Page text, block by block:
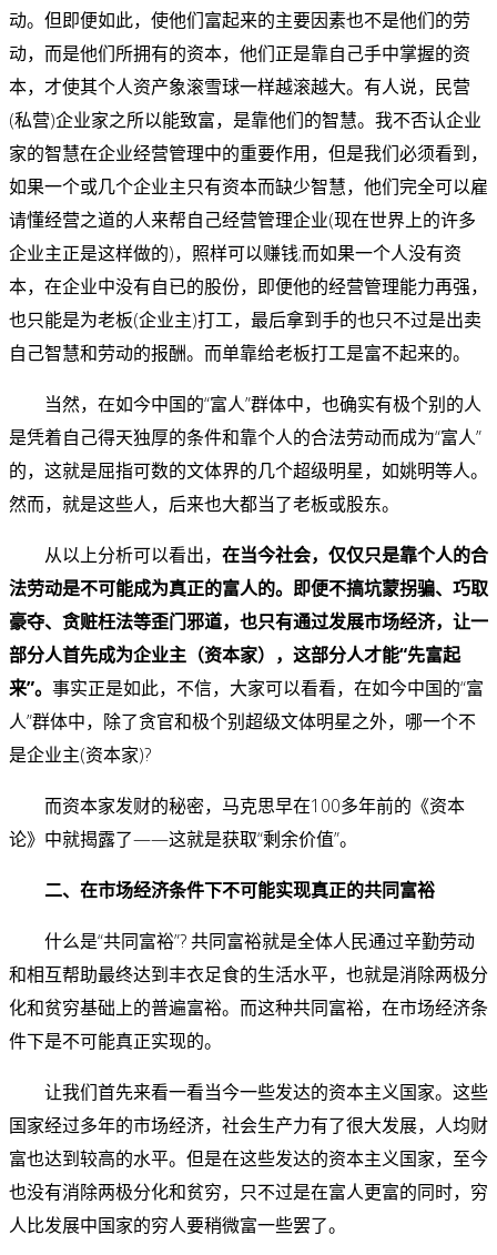
动。但即便如此，使他们富起来的主要因素也不是他们的劳
动，而是他们所拥有的资本，他们正是靠自己手中掌握的资
本，才使其个人资产象滚雪球一样越滚越大。有人说，民营
(私营)企业家之所以能致富，是靠他们的智慧。我不否认企业
家的智慧在企业经营管理中的重要作用，但是我们必须看到，
如果一个或几个企业主只有资本而缺少智慧，他们完全可以雇
请懂经营之道的人来帮自己经营管理企业(现在世界上的许多
企业主正是这样做的)，照样可以赚钱;而如果一个人没有资
本，在企业中没有自已的股份，即便他的经营管理能力再强，
也只能是为老板(企业主)打工，最后拿到手的也只不过是出卖
自己智慧和劳动的报酬。而单靠给老板打工是富不起来的。
当然，在如今中国的“富人”群体中，也确实有极个别的人
是凭着自己得天独厚的条件和靠个人的合法劳动而成为“富人”
的，这就是屈指可数的文体界的几个超级明星，如姚明等人。
然而，就是这些人，后来也大都当了老板或股东。
从以上分析可以看出， 在当今社会，仅仅只是靠个人的合
法劳动是不可能成为真正的富人的。即便不搞坑蒙拐骗、巧取
豪夺、贪赃枉法等歪门邪道，也只有通过发展市场经济， 让一
部分人首先成为企业主（资本家），这部分人才能“先富起
来”。 事实正是如此，不信，大家可以看看，在如今中国的“富
人”群体中，除了贪官和极个别超级文体明星之外，哪一个不
是企业主(资本家)?
而资本家发财的秘密，马克思早在100多年前的《资本
论》中就揭露了——这就是获取“剩余价值”。
二、在市场经济条件下不可能实现真正的共同富裕
什么是“共同富裕”? 共同富裕就是全体人民通过辛勤劳动
和相互帮助最终达到丰衣足食的生活水平，也就是消除两极分
化和贫穷基础上的普遍富裕。而这种共同富裕，在市场经济条
件下是不可能真正实现的。
让我们首先来看一看当今一些发达的资本主义国家。这些
国家经过多年的市场经济，社会生产力有了很大发展，人均财
富也达到较高的水平。但是在这些发达的资本主义国家，至今
也没有消除两极分化和贫穷，只不过是在富人更富的同时，穷
人比发展中国家的穷人要稍微富一些罢了。